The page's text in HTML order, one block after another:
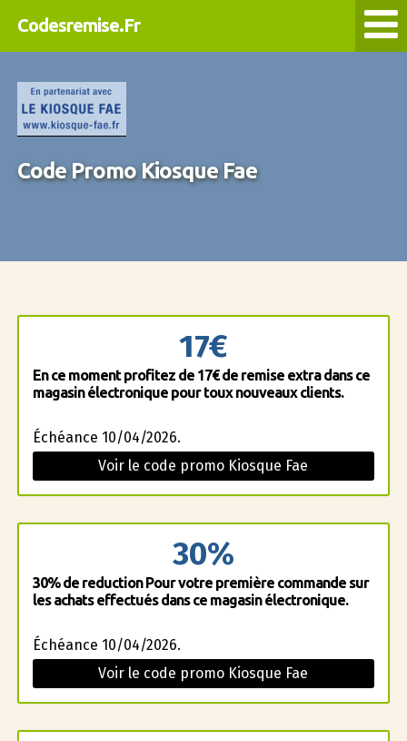
Codesremise.Fr
Code Promo Kiosque Fae
17€
En ce moment profitez de 17€ de remise extra dans ce
magasin électronique pour toux nouveaux clients.
Échéance 10/04/2026.
Voir le code promo Kiosque Fae
30%
30% de reduction Pour votre première commande sur
les achats effectués dans ce magasin électronique.
Échéance 10/04/2026.
Voir le code promo Kiosque Fae